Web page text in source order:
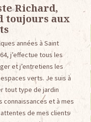
Richard,
toujours aux
années à Saint
j’effectue tous les
et j’entretiens les
verts. Je suis à
tout type de jardin
connaissances et à mes
de mes clients